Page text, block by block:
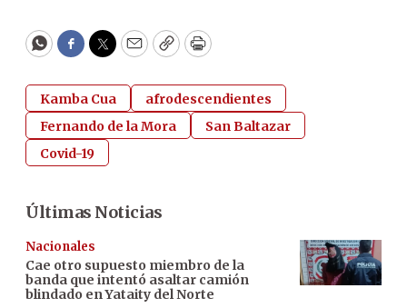
WhatsApp
Facebook
Twitter
EmailCopyPrint
Kamba Cua
afrodescendientes
Fernando de la Mora
San Baltazar
Covid-19
Últimas Noticias
Nacionales
Cae otro supuesto miembro de la
banda que intentó asaltar camión
blindado en Yataity del Norte